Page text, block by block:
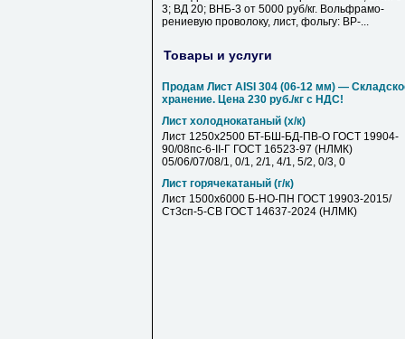
3; ВД 20; ВНБ-3 от 5000 руб/кг. Вольфрамо-
рениевую проволоку, лист, фольгу: ВР-...
Товары и услуги
Продам Лист AISI 304 (06-12 мм) —
хранение. Цена 230 руб./кг с НДС!
Лист холоднокатаный (х/к)
Лист 1250х2500 БТ-БШ-БД-ПВ-О ГОСТ 19904-
90/08пс-6-II-Г ГОСТ 16523-97 (НЛМК)
05/06/07/08/1, 0/1, 2/1, 4/1, 5/2, 0/3, 0
Лист горячекатаный (г/к)
Лист 1500х6000 Б-НО-ПН ГОСТ 19903-2015/
Ст3сп-5-СВ ГОСТ 14637-2024 (НЛМК)